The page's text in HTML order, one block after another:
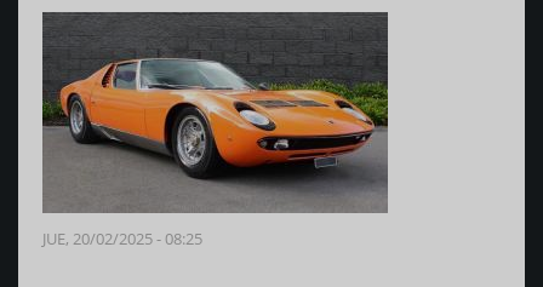
JUE, 20/02/2025 - 08:25